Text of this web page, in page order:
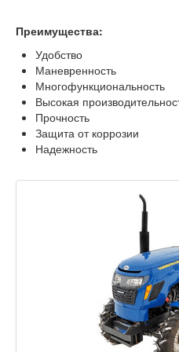
Преимущества:
Удобство
Маневренность
Многофункциональность
Высокая
Прочность
Защита от коррозии
Надежность